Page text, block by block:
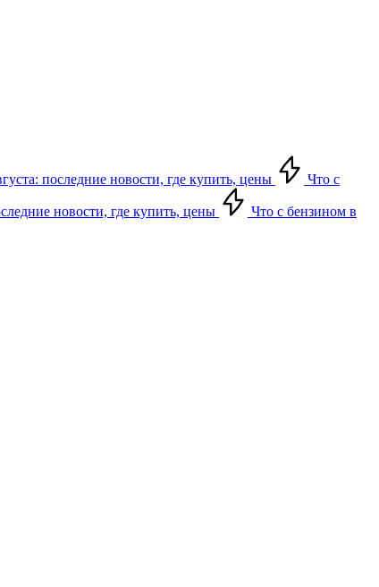
последние новости, где купить, цены Что с
новости, где купить, цены
Что с бензином в